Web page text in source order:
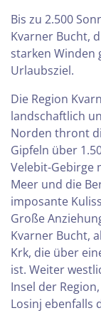
Bis zu 2.500
Kvarner Bucht,
starken Winden
Urlaubsziel.
Die Region
landschaftlich
Norden thront
Gipfeln über
Velebit-Gebirge
Meer und die
imposante
Große
Kvarner Bucht,
Krk, die über
ist. Weiter
Insel der
Losinj ebenfalls